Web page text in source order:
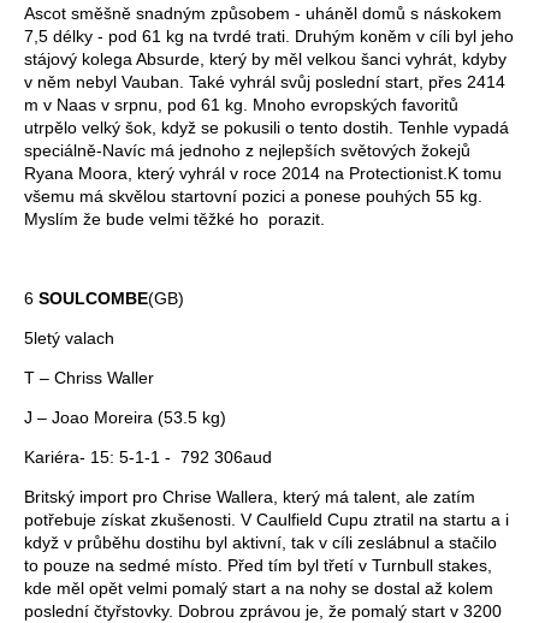
Ascot směšně snadným způsobem - uháněl domů s náskokem
7,5 délky - pod 61 kg na tvrdé trati. Druhým koněm v cíli byl jeho
stájový kolega Absurde, který by měl velkou šanci vyhrát, kdyby
v něm nebyl Vauban. Také vyhrál svůj poslední start, přes 2414
m v Naas v srpnu, pod 61 kg. Mnoho evropských favoritů
utrpělo velký šok, když se pokusili o tento dostih. Tenhle vypadá
speciálně-Navíc má jednoho z nejlepších světových žokejů
Ryana Moora, který vyhrál v roce 2014 na Protectionist.K tomu
všemu má skvělou startovní pozici a ponese pouhých 55 kg.
Myslím že bude velmi těžké ho porazit.
6 SOULCOMBE(GB)
5letý valach
T – Chriss Waller
J – Joao Moreira (53.5 kg)
Kariéra- 15: 5-1-1 - 792 306aud
Britský import pro Chrise Wallera, který má talent, ale zatím
potřebuje získat zkušenosti. V Caulfield Cupu ztratil na startu a i
když v průběhu dostihu byl aktivní, tak v cíli zeslábnul a stačilo
to pouze na sedmé místo. Před tím byl třetí v Turnbull stakes,
kde měl opět velmi pomalý start a na nohy se dostal až kolem
poslední čtyřstovky. Dobrou zprávou je, že pomalý start v 3200